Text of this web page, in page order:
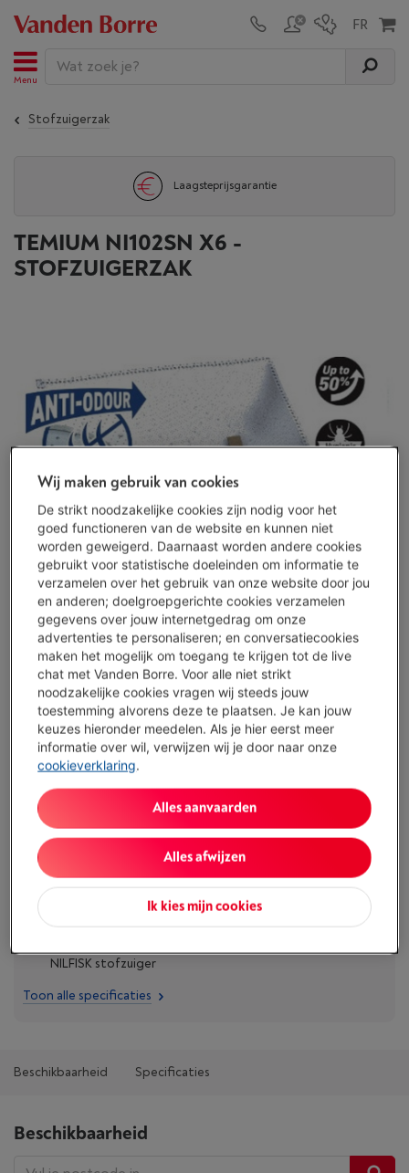
Menu
Stofzuigerzak
Laagsteprijsgarantie
TEMIUM NI102SN X6 -
STOFZUIGERZAK
Beperkt beschikbaar-Bekijk voorraad
€ 12,99
Vergelijken
Troeven
NILFISK stofzuiger
Toon alle specificaties
Beschikbaarheid Specificaties
Beschikbaarheid
Wij maken gebruik van cookies
De strikt noodzakelijke cookies zijn nodig voor het
goed functioneren van de website en kunnen niet
worden geweigerd. Daarnaast worden andere cookies
gebruikt voor statistische doeleinden om informatie te
verzamelen over het gebruik van onze website door jou
en anderen; doelgroepgerichte cookies verzamelen
gegevens over jouw internetgedrag om onze
advertenties te personaliseren; en conversatiecookies
maken het mogelijk om toegang te krijgen tot de live
chat met Vanden Borre. Voor alle niet strikt
noodzakelijke cookies vragen wij steeds jouw
toestemming alvorens deze te plaatsen. Je kan jouw
keuzes hieronder meedelen. Als je hier eerst meer
informatie over wil, verwijzen wij je door naar onze
cookieverklaring.
Ik kies mijn cookies
Alles afwijzen
Alles aanvaarden